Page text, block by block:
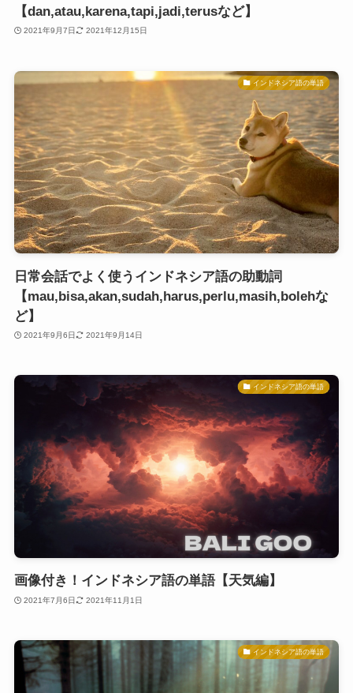
【dan,atau,karena,tapi,jadi,terusなど】
2021年9月7日 2021年12月15日
インドネシア語の単語
日常会話でよく使うインドネシア語の助動詞
【mau,bisa,akan,sudah,harus,perlu,masih,bolehな
ど】
2021年9月6日 2021年9月14日
インドネシア語の単語
画像付き！インドネシア語の単語【天気編】
2021年7月6日 2021年11月1日
インドネシア語の単語